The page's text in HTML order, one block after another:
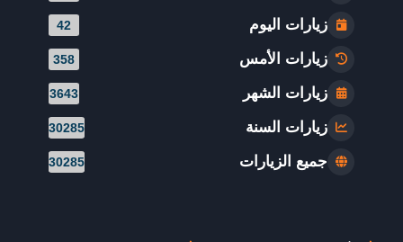
زيارات اليوم 42
زيارات الأمس 358
زيارات الشهر 3643
زيارات السنة 30285
جميع الزيارات 30285